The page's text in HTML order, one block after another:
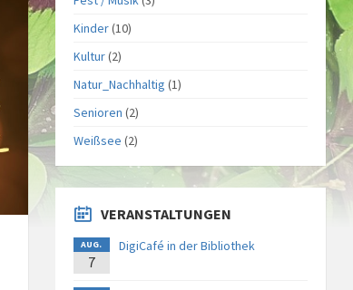
Kinder(10)
Kultur(2)
Natur_Nachhaltig (1)
Senioren (2)
Weißsee (2)
VERANSTALTUNGEN
AUG.
7
DigiCafé in der Bibliothek